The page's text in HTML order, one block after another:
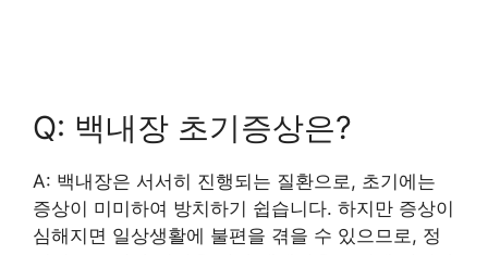
Q: 백내장 초기증상은?
A: 백내장은 서서히 진행되는 질환으로, 초기에는
증상이 미미하여 방치하기 쉽습니다. 하지만 증상이
심해지면 일상생활에 불편을 겪을 수 있으므로, 정